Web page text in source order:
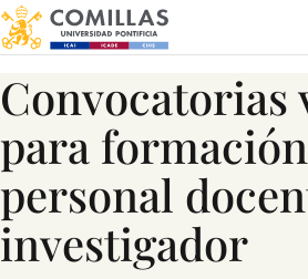
Máster en
Convocatorias
para
personal
investigador